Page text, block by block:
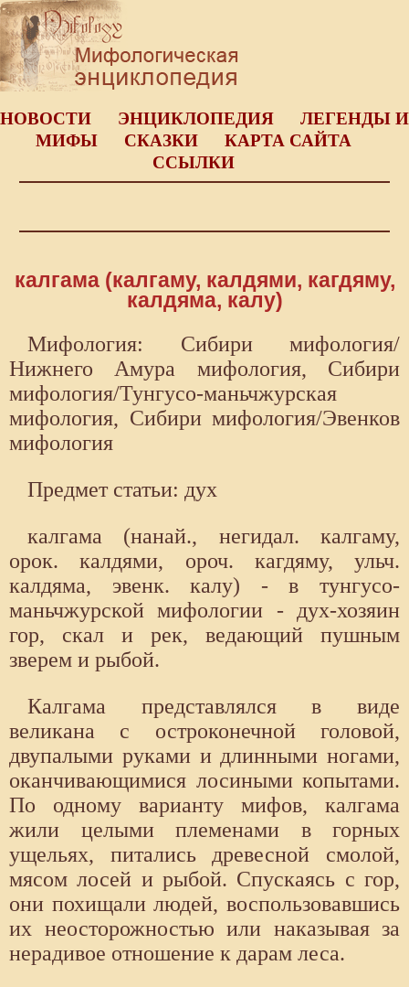
НОВОСТИ ЭНЦИКЛОПЕДИЯ
ЛЕГЕНДЫ И
МИФЫ
СКАЗКИ
КАРТА САЙТА
ССЫЛКИ
калгама (калгаму, калдями, кагдяму,
калдяма, калу)
Мифология: Сибири мифология/
Нижнего Амура мифология, Сибири
мифология/Тунгусо-маньчжурская
мифология, Сибири мифология/Эвенков
мифология
Предмет статьи: дух
калгама (нанай., негидал. калгаму,
орок. калдями, ороч. кагдяму, ульч.
калдяма, эвенк. калу) - в тунгусо-
маньчжурской мифологии - дух-хозяин
гор, скал и рек, ведающий пушным
зверем и рыбой.
Калгама представлялся в виде
великана с остроконечной головой,
двупалыми руками и длинными ногами,
оканчивающимися лосиными копытами.
По одному варианту мифов, калгама
жили целыми племенами в горных
ущельях, питались древесной смолой,
мясом лосей и рыбой. Спускаясь с гор,
они похищали людей, воспользовавшись
их неосторожностью или наказывая за
нерадивое отношение к дарам леса.